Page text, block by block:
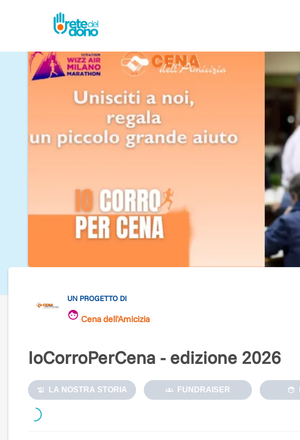
UN PROGETTO DI
Cena dell'Amicizia
IoCorroPerCena - edizione 2026
LA NOSTRA STORIA FUNDRAISER
Loading...